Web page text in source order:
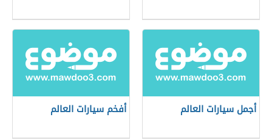
أجمل سيارات العالم أفخم سيارات العالم